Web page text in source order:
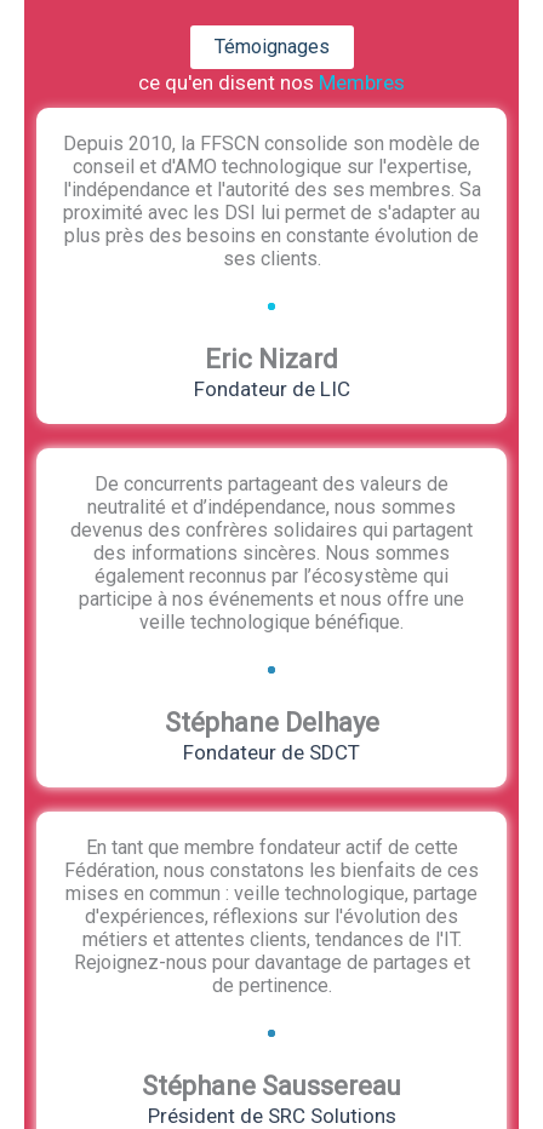
Témoignages
ce qu'en disent nos Membres
Depuis 2010, la FFSCN consolide son modèle de
conseil et d'AMO technologique sur l'expertise,
l'indépendance et l'autorité des ses membres. Sa
proximité avec les DSI lui permet de s'adapter au
plus près des besoins en constante évolution de
ses clients.
Eric Nizard
Fondateur de LIC
De concurrents partageant des valeurs de
neutralité et d’indépendance, nous sommes
devenus des confrères solidaires qui partagent
des informations sincères. Nous sommes
également reconnus par l’écosystème qui
participe à nos événements et nous offre une
veille technologique bénéfique.
Stéphane Delhaye
Fondateur de SDCT
En tant que membre fondateur actif de cette
Fédération, nous constatons les bienfaits de ces
mises en commun : veille technologique, partage
d'expériences, réflexions sur l'évolution des
métiers et attentes clients, tendances de l'IT.
Rejoignez-nous pour davantage de partages et
de pertinence.
Stéphane Saussereau
Président de SRC Solutions